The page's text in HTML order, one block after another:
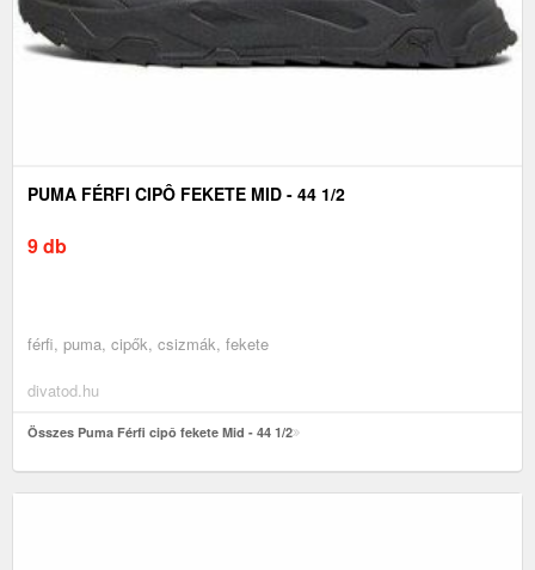
PUMA FÉRFI CIPÔ FEKETE MID - 44 1/2
9 db
férfi, puma, cipők, csizmák, fekete
divatod.hu
Összes Puma Férfi cipô fekete Mid - 44 1/2